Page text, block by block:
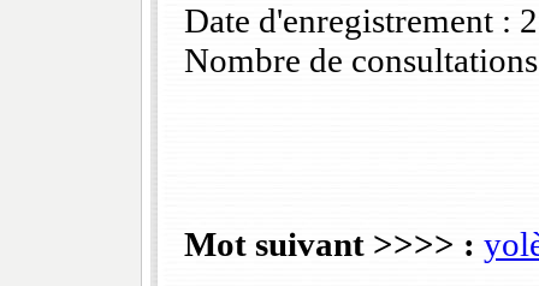
Date d'enregistrement :
Nombre de
Mot suivant >>>> :